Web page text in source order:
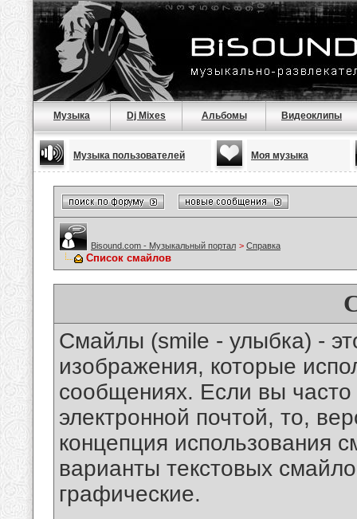
Музыка Dj Mixes Альбомы Видеоклипы
Музыка пользователей Моя музыка
Bisound.com - Музыкальный портал > Справка
Список смайлов
Смайлы (smile - улыбка) -
изображения, которые
сообщениях. Если вы часто
электронной почтой, то,
концепция использования
варианты текстовых
графические.